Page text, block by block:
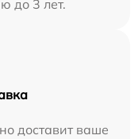
до 3 лет.
доставит ваше